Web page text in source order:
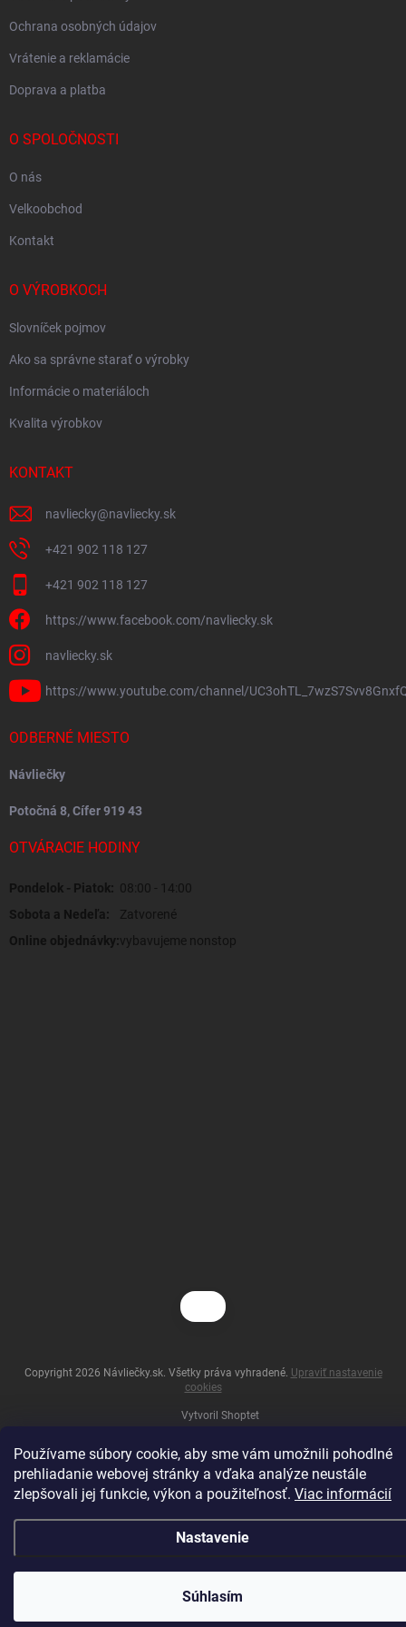
Používame súbory cookie, aby sme vám umožnili pohodlné
prehliadanie webovej stránky a vďaka analýze neustále
zlepšovali jej funkcie, výkon a použiteľnosť. Viac informácií
Nastavenie
Súhlasím
Ochrana osobných údajov
Vrátenie a reklamácie
Doprava a platba
O SPOLOČNOSTI
O nás
Velkoobchod
Kontakt
O VÝROBKOCH
Slovníček pojmov
Ako sa správne starať o výrobky
Informácie o materiáloch
Kvalita výrobkov
KONTAKT
navliecky@navliecky.sk
+421 902 118 127
+421 902 118 127
https://www.facebook.com/navliecky.sk
navliecky.sk
https://www.youtube.com/channel/
ODBERNÉ MIESTO
Návliečky
Potočná 8, Cífer 919 43
OTVÁRACIE HODINY
Pondelok - Piatok: 08:00 - 14:00
Sobota a Nedeľa:
Zatvorené
Online objednávky:vybavujeme nonstop
Vytvoril Shoptet
Copyright 2026 Návliečky.sk. Všetky práva vyhradené. Upraviť nastavenie
cookies